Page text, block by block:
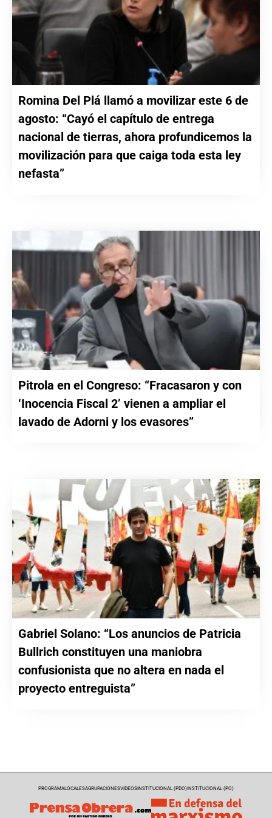
Romina Del Plá llamó a movilizar este 6 de
agosto: “Cayó el capítulo de entrega
nacional de tierras, ahora profundicemos la
movilización para que caiga toda esta ley
nefasta”
Pitrola en el Congreso: “Fracasaron y con
‘Inocencia Fiscal 2’ vienen a ampliar el
lavado de Adorni y los evasores”
Gabriel Solano: “Los anuncios de Patricia
Bullrich constituyen una maniobra
confusionista que no altera en nada el
proyecto entreguista”
PROGRAMALOCALESAGRUPACIONESVIDEOSINSTITUCIONAL (PDO)INSTITUCIONAL (PO)